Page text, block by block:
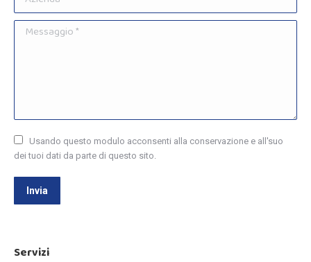
Messaggio *
Usando questo modulo acconsenti alla conservazione e all'suo
dei tuoi dati da parte di questo sito.
Invia
Servizi